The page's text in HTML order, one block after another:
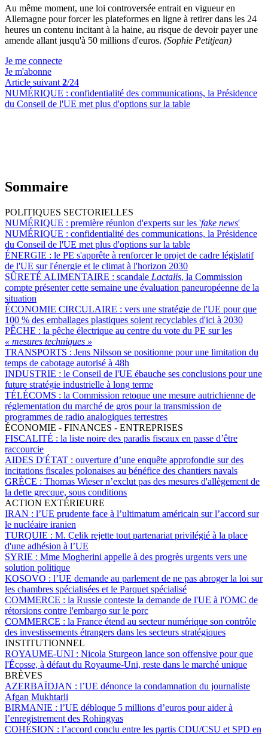
Au même moment, une loi controversée entrait en vigueur en
Allemagne pour forcer les plateformes en ligne à retirer dans les 24
heures un contenu incitant à la haine, au risque de devoir payer une
amende allant jusqu'à 50 millions d'euros. (Sophie Petitjean)
Je me connecte
Je m'abonne
Article suivant 2/24
NUMÉRIQUE : confidentialité des communications, la Présidence
du Conseil de l'UE met plus d'options sur la table
Sommaire
POLITIQUES SECTORIELLES
NUMÉRIQUE : première réunion d'experts sur les 'fake news'
NUMÉRIQUE : confidentialité des communications, la Présidence
du Conseil de l'UE met plus d'options sur la table
ÉNERGIE : le PE s'apprête à renforcer le projet de cadre législatif
de l'UE sur l'énergie et le climat à l'horizon 2030
SÛRETÉ ALIMENTAIRE : scandale Lactalis, la Commission
compte présenter cette semaine une évaluation paneuropéenne de la
situation
ÉCONOMIE CIRCULAIRE : vers une stratégie de l'UE pour que
100 % des emballages plastiques soient recyclables d'ici à 2030
PÊCHE : la pêche électrique au centre du vote du PE sur les
« mesures techniques »
TRANSPORTS : Jens Nilsson se positionne pour une limitation du
temps de cabotage autorisé à 48h
INDUSTRIE : le Conseil de l'UE ébauche ses conclusions pour une
future stratégie industrielle à long terme
TÉLÉCOMS : la Commission retoque une mesure autrichienne de
réglementation du marché de gros pour la transmission de
programmes de radio analogiques terrestres
ÉCONOMIE - FINANCES - ENTREPRISES
FISCALITÉ : la liste noire des paradis fiscaux en passe d’être
raccourcie
AIDES D'ÉTAT : ouverture d’une enquête approfondie sur des
incitations fiscales polonaises au bénéfice des chantiers navals
GRÈCE : Thomas Wieser n’exclut pas des mesures d'allègement de
la dette grecque, sous conditions
ACTION EXTÉRIEURE
IRAN : l’UE prudente face à l’ultimatum américain sur l’accord sur
le nucléaire iranien
TURQUIE : M. Çelik rejette tout partenariat privilégié à la place
d'une adhésion à l’UE
SYRIE : Mme Mogherini appelle à des progrès urgents vers une
solution politique
KOSOVO : l’UE demande au parlement de ne pas abroger la loi sur
les chambres spécialisées et le Parquet spécialisé
COMMERCE : la Russie conteste la demande de l'UE à l'OMC de
rétorsions contre l'embargo sur le porc
COMMERCE : la France étend au secteur numérique son contrôle
des investissements étrangers dans les secteurs stratégiques
INSTITUTIONNEL
ROYAUME-UNI : Nicola Sturgeon lance son offensive pour que
l'Écosse, à défaut du Royaume-Uni, reste dans le marché unique
BRÈVES
AZERBAÏDJAN : l’UE dénonce la condamnation du journaliste
Afgan Mukhtarli
BIRMANIE : l’UE débloque 5 millions d’euros pour aider à
l’enregistrement des Rohingyas
COHÉSION : l’accord conclu entre les partis CDU/CSU et SPD en